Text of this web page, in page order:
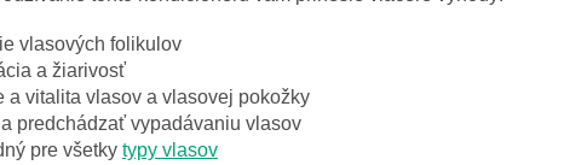
vlasových folikulov
a žiarivosť
a vitalita vlasov a vlasovej pokožky
predchádzať vypadávaniu vlasov
pre všetky typy vlasov